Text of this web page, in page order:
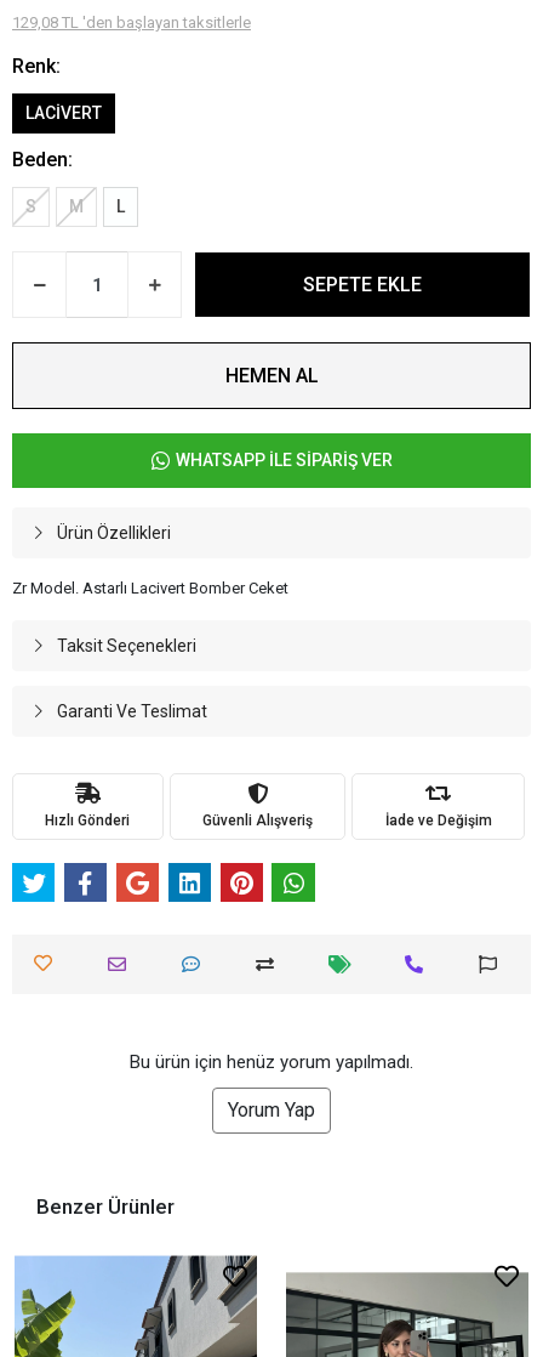
129,08 TL 'den başlayan taksitlerle
Renk:
LACİVERT
Beden:
S M L
SEPETE EKLE
HEMEN AL
WHATSAPP İLE SİPARİŞ VER
Ürün Özellikleri
Zr Model. Astarlı Lacivert Bomber Ceket
Taksit Seçenekleri
Garanti Ve Teslimat
Hızlı Gönderi Güvenli Alışveriş İade ve Değişim
Bu ürün için henüz yorum yapılmadı.
Yorum Yap
Benzer Ürünler